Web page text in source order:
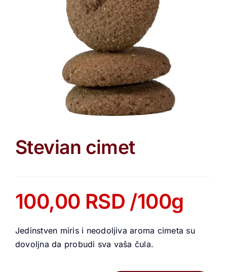
Stevian cimet
100,00 RSD /100g
Jedinstven miris i neodoljiva aroma cimeta su
dovoljna da probudi sva vaša čula.